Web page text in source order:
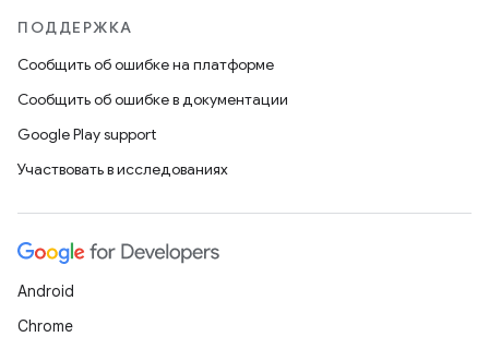
ПОДДЕРЖКА
Сообщить об ошибке на платформе
Сообщить об ошибке в документации
Google Play support
Участвовать в исследованиях
Android
Chrome